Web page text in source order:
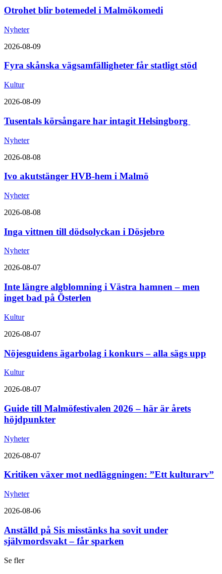
Otrohet blir botemedel i Malmökomedi
Nyheter
2026-08-09
Fyra skånska vägsamfälligheter får statligt stöd
Kultur
2026-08-09
Tusentals körsångare har intagit Helsingborg
Nyheter
2026-08-08
Ivo akutstänger HVB-hem i Malmö
Nyheter
2026-08-08
Inga vittnen till dödsolyckan i Dösjebro
Nyheter
2026-08-07
Inte längre algblomning i Västra hamnen – men
inget bad på Österlen
Kultur
2026-08-07
Nöjesguidens ägarbolag i konkurs – alla sägs upp
Kultur
2026-08-07
Guide till Malmöfestivalen 2026 – här är årets
höjdpunkter
Nyheter
2026-08-07
Kritiken växer mot nedläggningen: ”Ett kulturarv”
Nyheter
2026-08-06
Anställd på Sis misstänks ha sovit under
självmordsvakt – får sparken
Se fler